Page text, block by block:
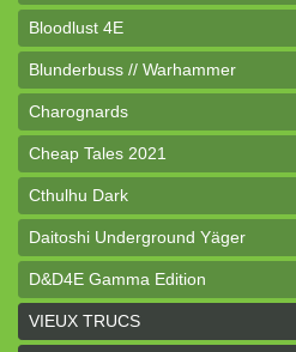
Bloodlust 4E
Blunderbuss // Warhammer
Charognards
Cheap Tales 2021
Cthulhu Dark
Daitoshi Underground Yäger
D&D4E Gamma Edition
dK de poche
VIEUX TRUCS